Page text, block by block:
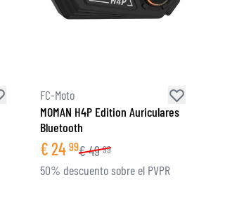
FC-Moto
MOMAN H4P Edition Auriculares
Bluetooth
€24 99€49 99
50% descuento sobre el PVPR